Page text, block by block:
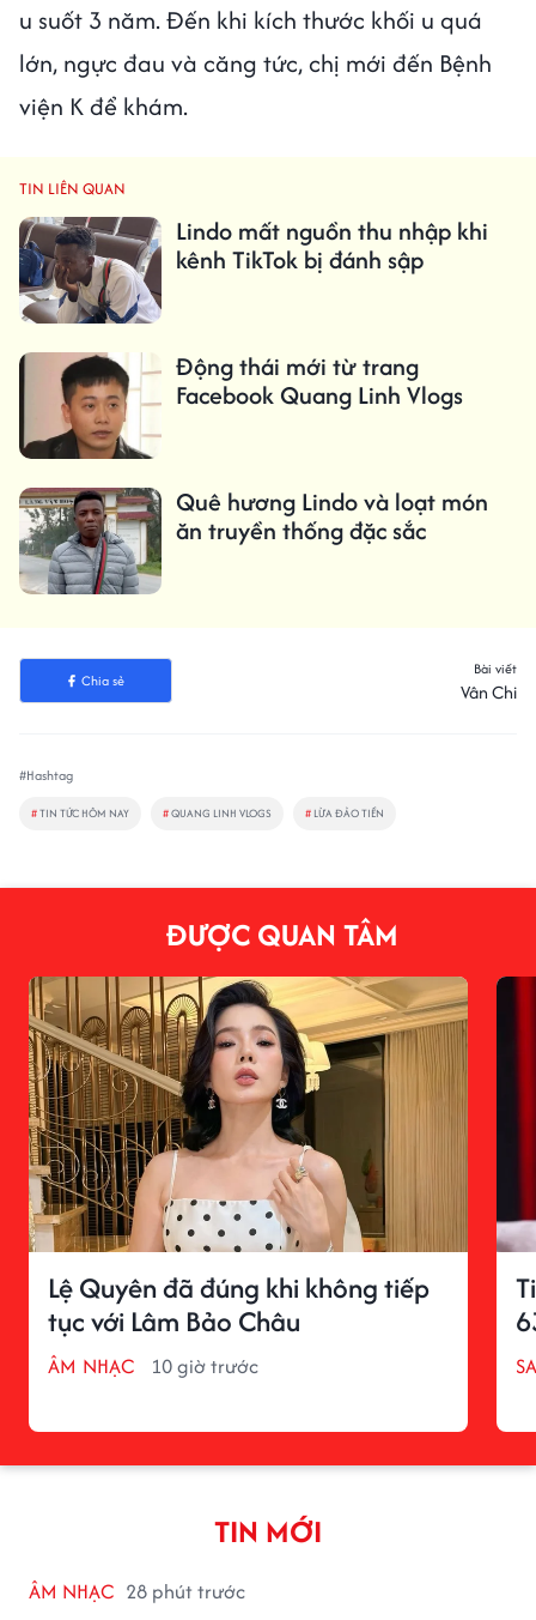
u suốt 3 năm. Đến khi kích thước khối u quá
lớn, ngực đau và căng tức, chị mới đến Bệnh
viện K để khám.
TIN LIÊN QUAN
Lindo mất nguồn thu nhập khi
kênh TikTok bị đánh sập
Động thái mới từ trang
Facebook Quang Linh Vlogs
Quê hương Lindo và loạt món
ăn truyền thống đặc sắc
Chia sẻ
Bài viết
Vân Chi
#Hashtag
#TIN TỨC HÔM NAY #QUANG LINH VLOGS # LỪA ĐẢO TIỀN
ĐƯỢC QUAN TÂM
Lệ Quyên đã đúng khi không tiếp
tục với Lâm Bảo Châu
ÂM NHẠC 10 giờ trước
TIN MỚI
ÂM NHẠC 28 phút trước